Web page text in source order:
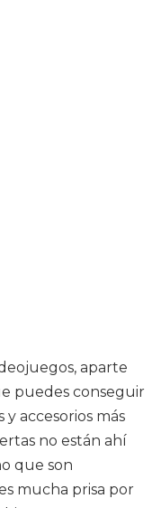
aparte
puedes conseguir
accesorios más
no están ahí
que son
mucha prisa por